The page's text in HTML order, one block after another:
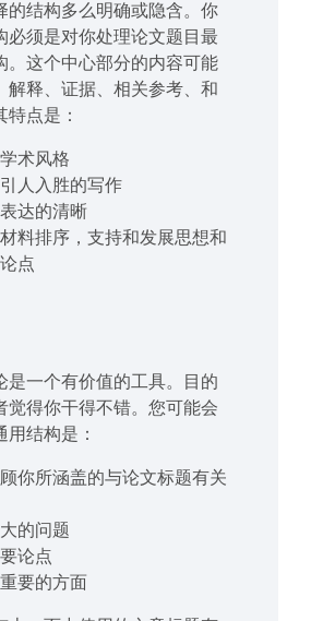
的结构多么明确或隐含。你
必须是对你处理论文题目最
。这个中心部分的内容可能
解释、证据、相关参考、和
点是：
术风格
人入胜的写作
达的清晰
料排序，支持和发展思想和
点
是一个有价值的工具。目的
觉得你干得不错。您可能会
用结构是：
你所涵盖的与论文标题有关
的问题
论点
要的方面